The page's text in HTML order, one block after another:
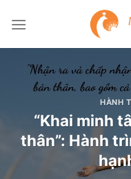
qua
HÀNH
“Khai minh
thân”: Hành